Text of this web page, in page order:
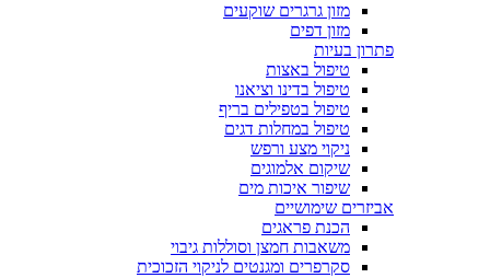
מזון גרגרים שוקעים
מזון דפים
פתרון בעיות
טיפול באצות
טיפול בדינו וציאנו
טיפול בטפילים בריף
טיפול במחלות דגים
ניקוי מצע ורפש
שיקום אלמוגים
שיפור איכות מים
אביזרים שימושיים
הכנת פראגים
משאבות חמצן וסוללות גיבוי
סקרפרים ומגנטים לניקוי הזכוכית